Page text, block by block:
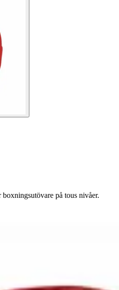
på tous nivåer.